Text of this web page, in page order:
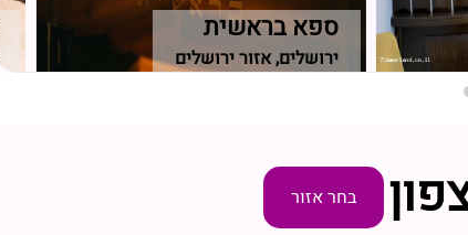
ספא בראשית
ירושלים, אזור ירושלים
בחר אזור